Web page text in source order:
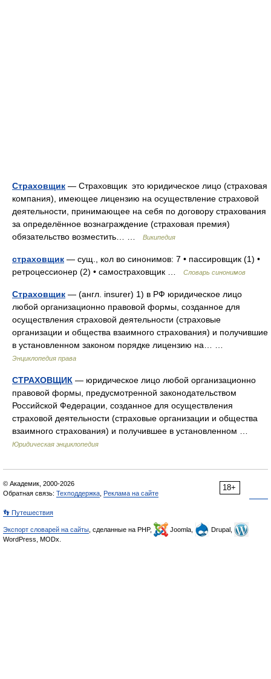
Страховщик — Страховщик это юридическое лицо (страховая
компания), имеющее лицензию на осуществление страховой
деятельности, принимающее на себя по договору страхования
за определённое вознаграждение (страховая премия)
обязательство возместить… …
Википедия
страховщик — сущ., кол во синонимов: 7 • пассировщик (1) •
ретроцессионер (2) • самостраховщик …
Словарь синонимов
Страховщик — (англ. insurer) 1) в РФ юридическое лицо
любой организационно правовой формы, созданное для
осуществления страховой деятельности (страховые
организации и общества взаимного страхования) и получившие
в установленном законом порядке лицензию на… …
Энциклопедия права
СТРАХОВЩИК — юридическое лицо любой организационно
правовой формы, предусмотренной законодательством
Российской Федерации, созданное для осуществления
страховой деятельности (страховые организации и общества
взаимного страхования) и получившее в установленном …
Юридическая энциклопедия
18+
© Академик, 2000-2026
Обратная связь: Техподдержка Реклама на сайте
👣 Путешествия
Экспорт словарей на сайты , сделанные на PHP, Joomla,
Drupal,
WordPress, MODx.